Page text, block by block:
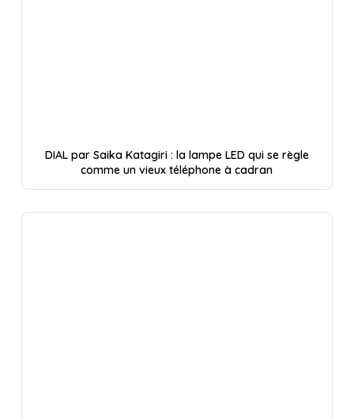
DIAL par Saika Katagiri : la lampe LED qui se règle
comme un vieux téléphone à cadran